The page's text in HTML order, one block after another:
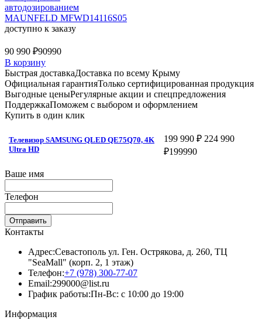
автодозированием
MAUNFELD MFWD14116S05
доступно к заказу
90 990 ₽90990
В корзину
Быстрая доставкаДоставка по всему Крыму
Официальная гарантияТолько сертифицированная продукция
Выгодные ценыРегулярные акции и спецпредложения
ПоддержкаПоможем с выбором и оформлением
Купить в один клик
Телевизор SAMSUNG QLED QE75Q70, 4K
Ultra HD
199 990 ₽ 224 990
₽199990
Ваше имя
Телефон
Отправить
Контакты
Адрес:Севастополь ул. Ген. Острякова, д. 260, ТЦ
"SeaMall" (корп. 2, 1 этаж)
Телефон:+7 (978) 300-77-07
Email:299000@list.ru
График работы:Пн-Вс: с 10:00 до 19:00
Информация